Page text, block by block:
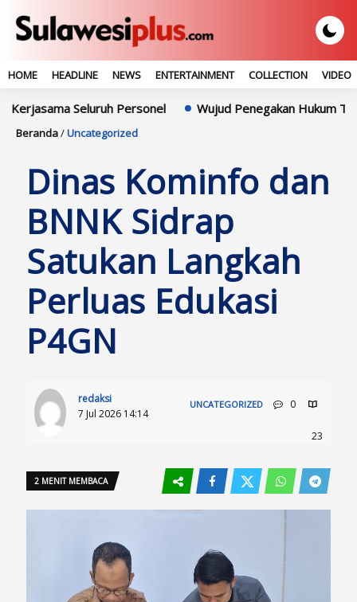
HOME HEADLINE NEWS ENTERTAINMENT COLLECTION VIDEO
Seluruh Personel Wujud Penegakan Hukum Transparan,
Beranda/Uncategorized
Dinas Kominfo dan
BNNK Sidrap
Satukan Langkah
Perluas Edukasi
P4GN
redaksi
7 Jul 2026 14:14
UNCATEGORIZED 0
23
2 MENIT MEMBACA